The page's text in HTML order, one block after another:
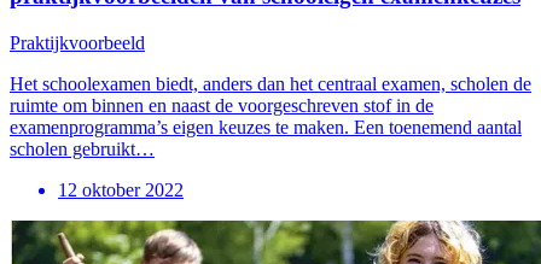
Praktijkvoorbeeld
Het schoolexamen biedt, anders dan het centraal examen, scholen de
ruimte om binnen en naast de voorgeschreven stof in de
examenprogramma’s eigen keuzes te maken. Een toenemend aantal
scholen gebruikt…
12 oktober 2022